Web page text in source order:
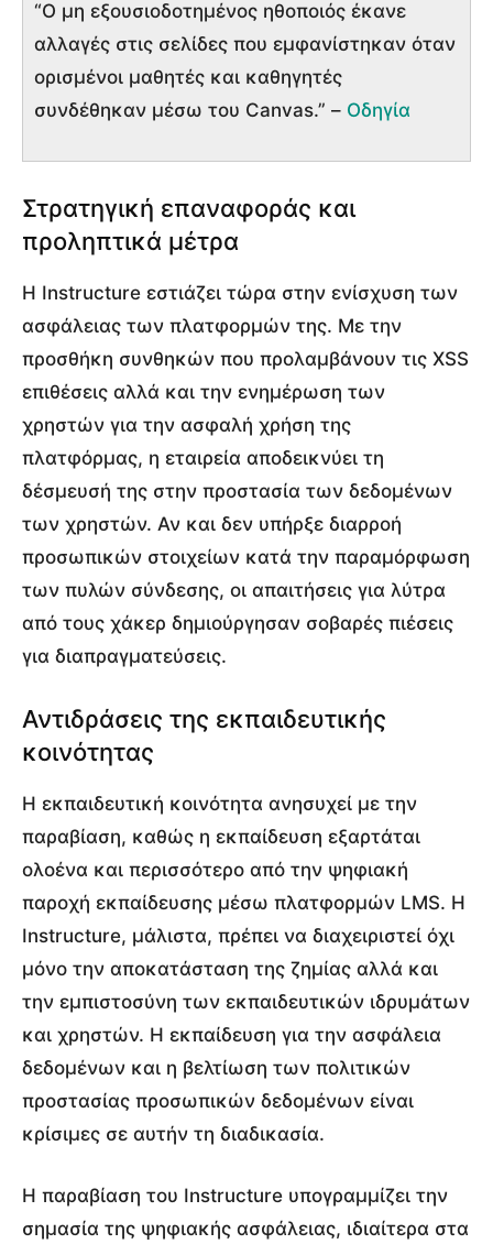
“Ο μη εξουσιοδοτημένος ηθοποιός έκανε
αλλαγές στις σελίδες που εμφανίστηκαν όταν
ορισμένοι μαθητές και καθηγητές
συνδέθηκαν μέσω του Canvas.” – Οδηγία
Στρατηγική επαναφοράς και
προληπτικά μέτρα
Η Instructure εστιάζει τώρα στην ενίσχυση των
ασφάλειας των πλατφορμών της. Με την
προσθήκη συνθηκών που προλαμβάνουν τις XSS
επιθέσεις αλλά και την ενημέρωση των
χρηστών για την ασφαλή χρήση της
πλατφόρμας, η εταιρεία αποδεικνύει τη
δέσμευσή της στην προστασία των δεδομένων
των χρηστών. Αν και δεν υπήρξε διαρροή
προσωπικών στοιχείων κατά την παραμόρφωση
των πυλών σύνδεσης, οι απαιτήσεις για λύτρα
από τους χάκερ δημιούργησαν σοβαρές πιέσεις
για διαπραγματεύσεις.
Αντιδράσεις της εκπαιδευτικής
κοινότητας
Η εκπαιδευτική κοινότητα ανησυχεί με την
παραβίαση, καθώς η εκπαίδευση εξαρτάται
ολοένα και περισσότερο από την ψηφιακή
παροχή εκπαίδευσης μέσω πλατφορμών LMS. Η
Instructure, μάλιστα, πρέπει να διαχειριστεί όχι
μόνο την αποκατάσταση της ζημίας αλλά και
την εμπιστοσύνη των εκπαιδευτικών ιδρυμάτων
και χρηστών. Η εκπαίδευση για την ασφάλεια
δεδομένων και η βελτίωση των πολιτικών
προστασίας προσωπικών δεδομένων είναι
κρίσιμες σε αυτήν τη διαδικασία.
Η παραβίαση του Instructure υπογραμμίζει την
σημασία της ψηφιακής ασφάλειας, ιδιαίτερα στα